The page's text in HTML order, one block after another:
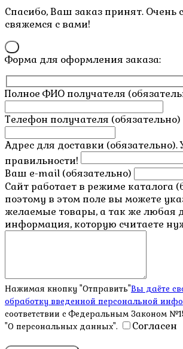
Спасибо, Ваш заказ принят. Очень
свяжемся с вами!
Форма для оформления заказа:
Полное ФИО получателя
Телефон получателя (обязательно)
Адрес для доставки (обязательно).
правильности!
Ваш e-mail (обязательно)
Сайт работает в режиме каталога
поэтому в этом поле вы можете
желаемые товары, а так же любая
информация, которую считаете
Нажимая кнопку "Отправить"Вы даёте
обработку введенной персональной
соответствии с Федеральным Законом
"О персональных данных".
Согласен